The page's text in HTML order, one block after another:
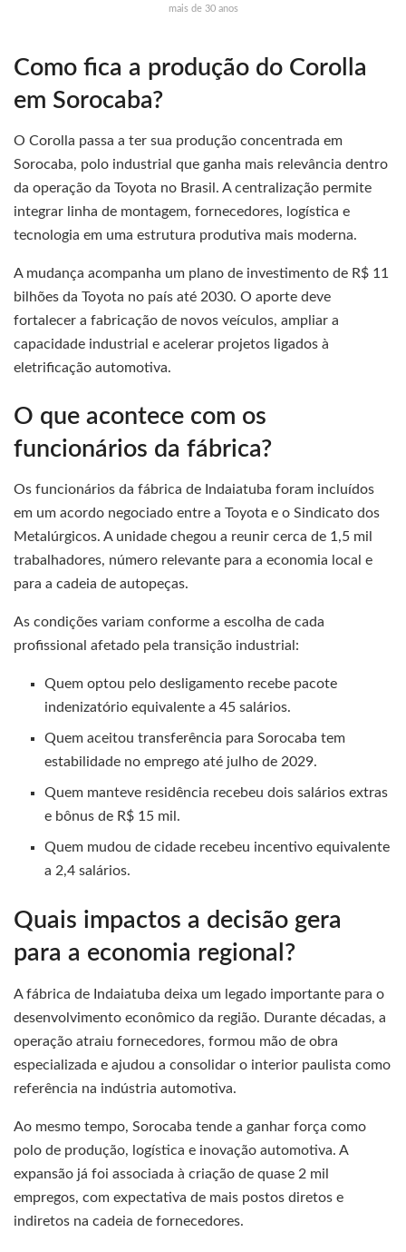
mais de 30 anos
Como fica a produção do Corolla
em Sorocaba?
O Corolla passa a ter sua produção concentrada em
Sorocaba, polo industrial que ganha mais relevância dentro
da operação da Toyota no Brasil. A centralização permite
integrar linha de montagem, fornecedores, logística e
tecnologia em uma estrutura produtiva mais moderna.
A mudança acompanha um plano de investimento de R$ 11
bilhões da Toyota no país até 2030. O aporte deve
fortalecer a fabricação de novos veículos, ampliar a
capacidade industrial e acelerar projetos ligados à
eletrificação automotiva.
O que acontece com os
funcionários da fábrica?
Os funcionários da fábrica de Indaiatuba foram incluídos
em um acordo negociado entre a Toyota e o Sindicato dos
Metalúrgicos. A unidade chegou a reunir cerca de 1,5 mil
trabalhadores, número relevante para a economia local e
para a cadeia de autopeças.
As condições variam conforme a escolha de cada
profissional afetado pela transição industrial:
Quem optou pelo desligamento recebe pacote
indenizatório equivalente a 45 salários.
Quem aceitou transferência para Sorocaba tem
estabilidade no emprego até julho de 2029.
Quem manteve residência recebeu dois salários extras
e bônus de R$ 15 mil.
Quem mudou de cidade recebeu incentivo equivalente
a 2,4 salários.
Quais impactos a decisão gera
para a economia regional?
A fábrica de Indaiatuba deixa um legado importante para o
desenvolvimento econômico da região. Durante décadas, a
operação atraiu fornecedores, formou mão de obra
especializada e ajudou a consolidar o interior paulista como
referência na indústria automotiva.
Ao mesmo tempo, Sorocaba tende a ganhar força como
polo de produção, logística e inovação automotiva. A
expansão já foi associada à criação de quase 2 mil
empregos, com expectativa de mais postos diretos e
indiretos na cadeia de fornecedores.